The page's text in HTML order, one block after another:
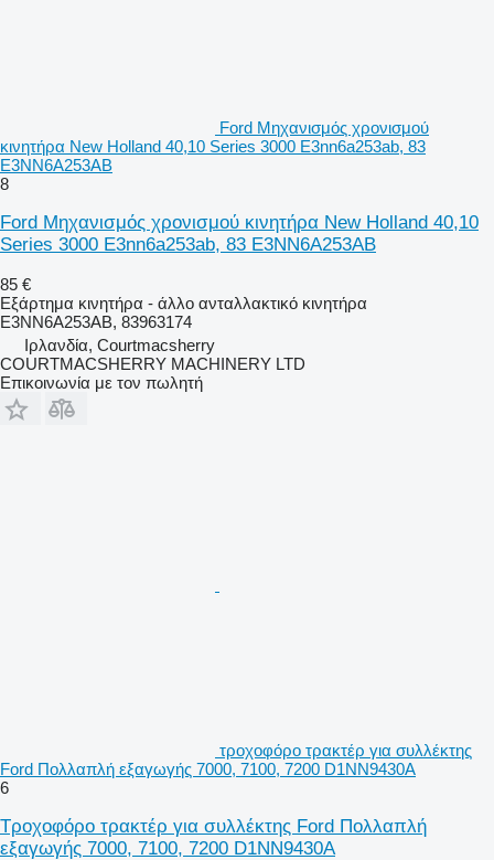
Ford Μηχανισμός χρονισμού
κινητήρα New Holland 40,10 Series 3000 E3nn6a253ab, 83
E3NN6A253AB
8
Ford Μηχανισμός χρονισμού κινητήρα New Holland 40,10
Series 3000 E3nn6a253ab, 83 E3NN6A253AB
85 €
Εξάρτημα κινητήρα - άλλο ανταλλακτικό κινητήρα
E3NN6A253AB, 83963174
Ιρλανδία, Courtmacsherry
COURTMACSHERRY MACHINERY LTD
Επικοινωνία με τον πωλητή
τροχοφόρο τρακτέρ για συλλέκτης
Ford Πολλαπλή εξαγωγής 7000, 7100, 7200 D1NN9430A
6
Τροχοφόρο τρακτέρ για συλλέκτης Ford Πολλαπλή
εξαγωγής 7000, 7100, 7200 D1NN9430A